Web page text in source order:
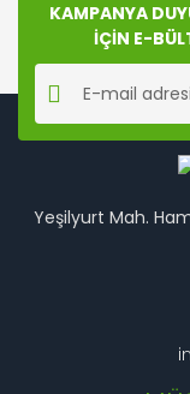
KAMPANYA
İÇİN E-
Yeşilyurt Mah.